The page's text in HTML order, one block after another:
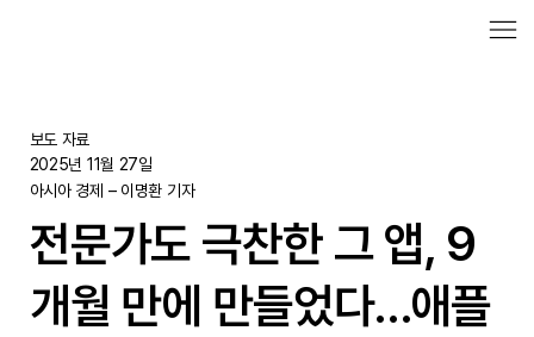
보도 자료
2025년 11월 27일
아시아 경제 – 이명환 기자
전문가도 극찬한 그 앱, 9
개월 만에 만들었다…애플